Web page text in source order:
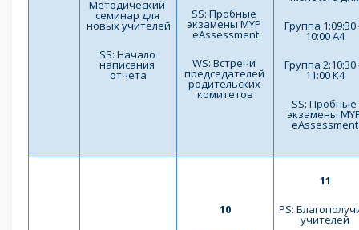
Методический
семинар для
новых учителей
SS: Начало
написания
отчета
SS: Пробные
экзамены MYP
eAssessment
WS: Встречи
председателей
родительских
комитетов
Группа 1:09:30
10:00 А4
Группа 2:10:30
11:00 К4
SS: Пробные
экзамены
eAssessment
10
11
PS:
учителей